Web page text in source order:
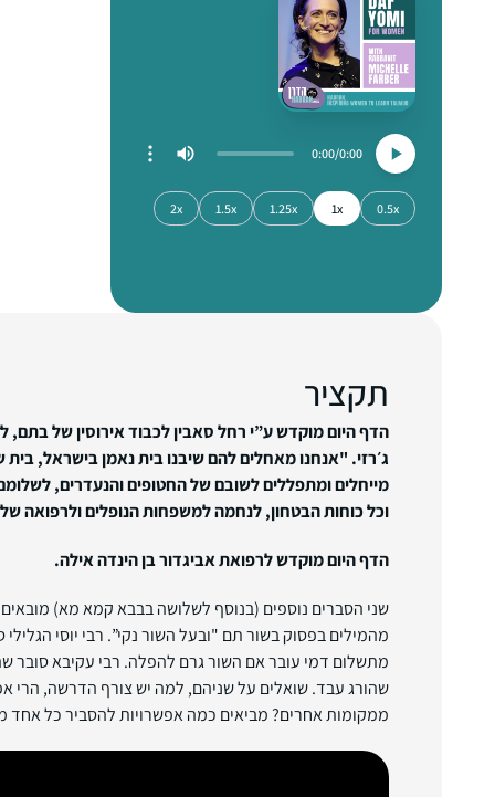
0:00
0:00
0.5x
1x
1.25x
1.5x
2x
תקציר
הדף היום מוקדש ע”י רחל סאבין לכבוד אירוסין של בתם,
ג׳רזי. "אנחנו מאחלים להם שיבנו בית נאמן בישראל,
מייחלים ומתפללים לשובם של החטופים והנעדרים,
וכל כוחות הבטחון, לנחמה למשפחות הנופלים ולרפואה
הדף היום מוקדש לרפואת אביגדור בן הינדה אילה.
שני הסברים נוספים (בנוסף לשלושה בבבא קמא מא)
מהמילים בפסוק בשור תם "ובעל השור נקי”. רבי יוסי
מתשלום דמי עובר אם השור גרם להפלה. רבי עקיבא סובר
שהורג עבד. שואלים על שניהם, למה יש צורף הדרשה, הרי
ממקומות אחרים? מביאים כמה אפשרויות להסביר כל אחד